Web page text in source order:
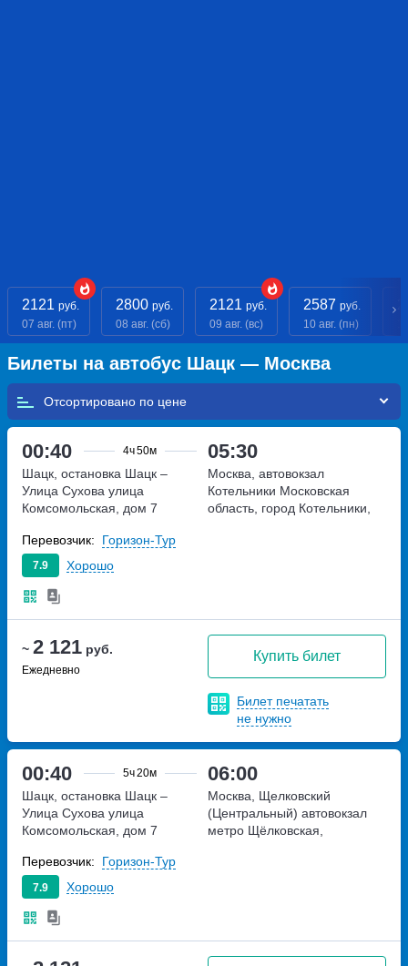
2121 руб.
07 авг. (пт)
2800 руб.
08 авг. (сб)
2121 руб.
09 авг. (вс)
2587 руб.
10 авг. (пн)
Билеты на автобус Шацк — Москва
Отсортировано по
00:40 4ч50м 05:30
~ 2 121 руб.
Ежедневно
Купить билет
Билет печатать
не нужно
Шацк, остановка Шацк –
Улица Сухова улица
Комсомольская, дом 7
Москва, автовокзал
Котельники Московская
область, город Котельники,
7.9 Хорошо
Перевозчик: Горизон-Тур
00:40 5ч20м 06:00
Шацк, остановка Шацк –
Улица Сухова улица
Комсомольская, дом 7
Москва, Щелковский
(Центральный) автовокзал
метро Щёлковская,
7.9 Хорошо
Перевозчик: Горизон-Тур